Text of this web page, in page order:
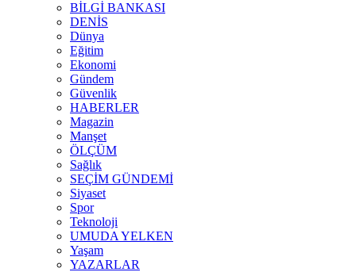
BİLGİ BANKASI
DENİS
Dünya
Eğitim
Ekonomi
Gündem
Güvenlik
HABERLER
Magazin
Manşet
ÖLÇÜM
Sağlık
SEÇİM GÜNDEMİ
Siyaset
Spor
Teknoloji
UMUDA YELKEN
Yaşam
YAZARLAR